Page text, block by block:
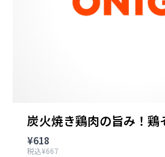
炭火焼き鶏肉の旨み！鶏
¥618
税込¥667